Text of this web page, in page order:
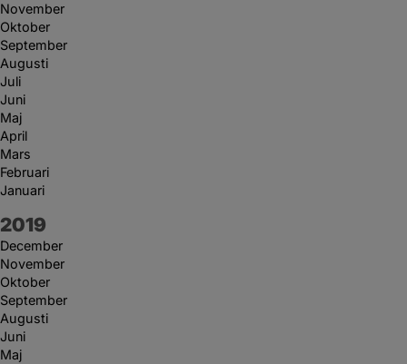
November
Oktober
September
Augusti
Juli
Juni
Maj
April
Mars
Februari
Januari
År:
2019
December
November
Oktober
September
Augusti
Juni
Maj